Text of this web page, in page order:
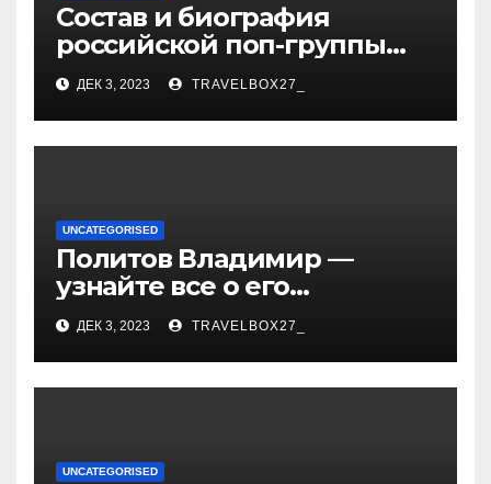
Состав и биография
российской поп-группы
«Иванушки интернешнл»
— история успеха, музыка
и судьбы участников
ДЕК 3, 2023 TRAVELBOX27_
UNCATEGORISED
Политов Владимир —
узнайте все о его
биографии, возрасте и
впечатляющих
достижениях!
ДЕК 3, 2023 TRAVELBOX27_
UNCATEGORISED